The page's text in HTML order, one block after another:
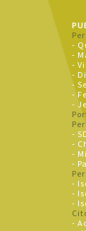
-
-
-
-
-
-
-
-
-
-
-
-
-
-
-